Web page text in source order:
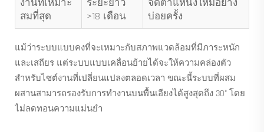
งานที่เหมาะ
สมที่สุด
ระยะยาว
>18 เดือน
จัดตำแหน่งใหม่อย่าง
บ่อยครั้ง
แม้ว่าระบบแบบคงที่จะเหมาะกับสภาพแวดล้อมที่มีภาระหนัก
และเสถียร แต่ระบบแบบเคลื่อนย้ายได้จะให้ความคล่องตัว
สำหรับไซต์งานที่เปลี่ยนแปลงตลอดเวลา ขณะนี้ระบบที่ผสม
ผสานสามารถรองรับการทำงานบนพื้นเอียงได้สูงสุดถึง 30° โดย
ไม่ลดทอนความแม่นยำ